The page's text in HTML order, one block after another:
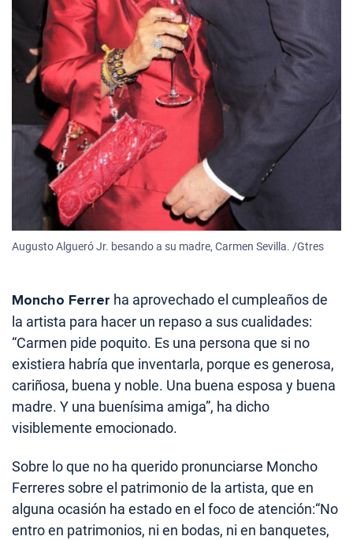
Augusto Algueró Jr. besando a su madre, Carmen Sevilla. /Gtres
Moncho Ferrer ha aprovechado el cumpleaños de
la artista para hacer un repaso a sus cualidades:
“Carmen pide poquito. Es una persona que si no
existiera habría que inventarla, porque es generosa,
cariñosa, buena y noble. Una buena esposa y buena
madre. Y una buenísima amiga”, ha dicho
visiblemente emocionado.
Sobre lo que no ha querido pronunciarse Moncho
Ferreres sobre el patrimonio de la artista, que en
alguna ocasión ha estado en el foco de atención:“No
entro en patrimonios, ni en bodas, ni en banquetes,